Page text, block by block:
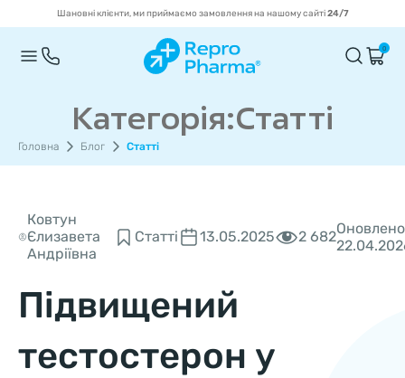
Шановні клієнти, ми приймаємо замовлення на нашому сайті24/7
0
Головна Блог Статті
Категорія:Статті
Ковтун
Єлизавета
Андріївна
Статті 13.05.2025 2 682
Підвищений
тестостерон у